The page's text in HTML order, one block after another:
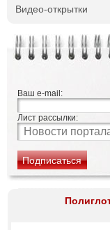
Видео-открытки
Ваш e-mail:
Лист рассылки: